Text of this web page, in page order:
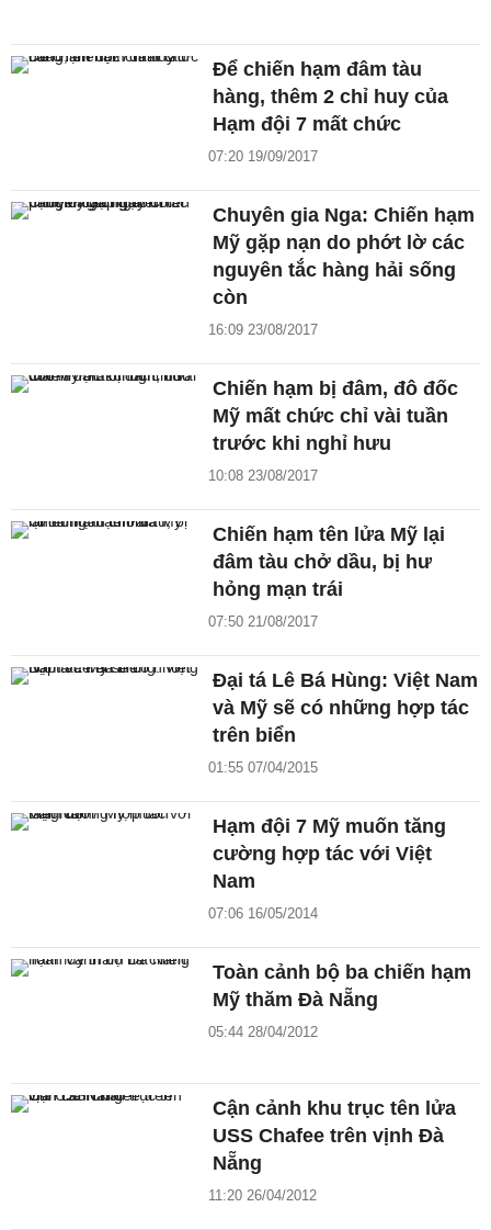
Để chiến hạm đâm tàu
hàng, thêm 2 chỉ huy của
Hạm đội 7 mất chức
07:20 19/09/2017
Chuyên gia Nga: Chiến hạm
Mỹ gặp nạn do phớt lờ các
nguyên tắc hàng hải sống
còn
16:09 23/08/2017
Chiến hạm bị đâm, đô đốc
Mỹ mất chức chỉ vài tuần
trước khi nghỉ hưu
10:08 23/08/2017
Chiến hạm tên lửa Mỹ lại
đâm tàu chở dầu, bị hư
hỏng mạn trái
07:50 21/08/2017
Đại tá Lê Bá Hùng: Việt Nam
và Mỹ sẽ có những hợp tác
trên biển
01:55 07/04/2015
Hạm đội 7 Mỹ muốn tăng
cường hợp tác với Việt
Nam
07:06 16/05/2014
Toàn cảnh bộ ba chiến hạm
Mỹ thăm Đà Nẵng
05:44 28/04/2012
Cận cảnh khu trục tên lửa
USS Chafee trên vịnh Đà
Nẵng
11:20 26/04/2012